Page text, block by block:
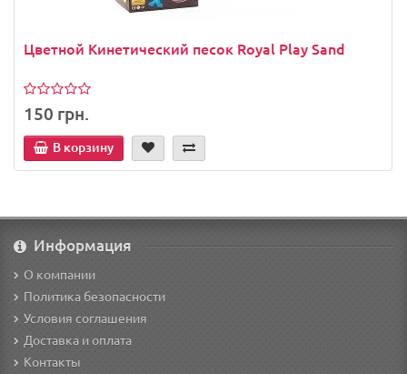
Цветной Кинетический песок Royal Play Sand
150 грн.
В корзину
Информация
О компании
Политика безопасности
Условия соглашения
Доставка и оплата
Контакты